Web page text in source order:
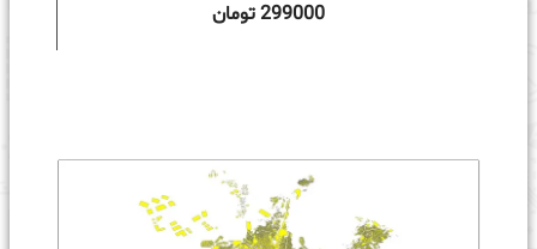
299000 تومان